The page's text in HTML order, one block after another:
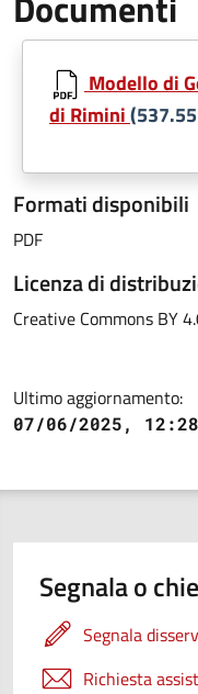
Modello di
di Rimini
Formati disponibili
PDF
Licenza di
Creative Commons BY
Ultimo aggiornamento:
07/06/2025, 12:28
Segnala o
Segnala
Richiesta